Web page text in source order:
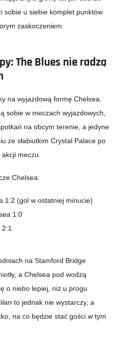
sobie u siebie komplet punktów
zaskoczeniem.
The Blues nie radzą
na wyjazdową formę Chelsea.
sobie w meczach wyjazdowych,
na obcym terenie, a jedyne
ze słabiutkim Crystal Palace po
meczu.
Chelsea:
1:2 (gol w ostatniej minucie)
1:0
na Stamford Bridge
a Chelsea pod wodzą
o niebo lepiej, niż u progu
to jednak nie wystarczy, a
na co będzie stać gości w tym